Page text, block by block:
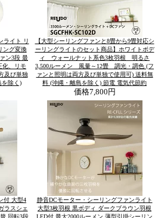
ライト リ
ング変換
ン3段 最
化、リモ
及び単独
を除く)
【大型シーリングファンと8畳から9畳対応シ
ーリングライトのセット商品】ホワイトボデ
ィ ウォールナット系色3枚羽根 明るさ
3,500ルーメン 風量～12畳 調光・調色 (フ
ァンと照明は両方及び単独で使用可) 送料無
料 (沖縄・離島を除く) 節電 電気代節約
価格7,800円
付 大型4
ラスシェ
回転3段
静音DCモーター・シーリングファンライト
大型3枚羽根 黒ボディ ダークブラウン羽根
LED付 最大2000ルーメン 薄型引掛シーリン